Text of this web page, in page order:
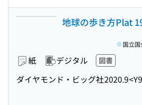
地球の歩き方Plat
紙 デジタル 図書
ダイヤモンド・ビッグ社2020.9
国立